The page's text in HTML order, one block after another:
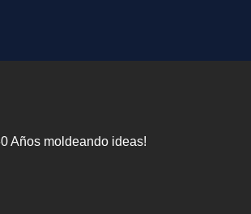
Años moldeando ideas!